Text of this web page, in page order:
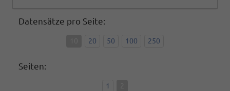
Datensätze pro Seite:
20 50 100 250
Seiten:
1